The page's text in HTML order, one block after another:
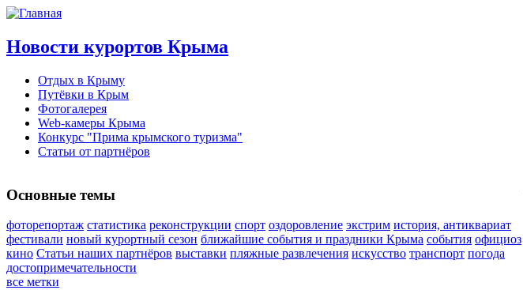
Новости курортов Крыма
Отдых в Крыму
Путёвки в Крым
Фотогалерея
Web-камеры Крыма
Конкурс "Прима крымского туризма"
Статьи от партнёров
Основные темы
фоторепортаж статистика реконструкции спорт оздоровление экстрим история, антиквариат
фестивали новый курортный сезон ближайшие события и праздники Крыма события официоз
кино Статьи наших партнёров выставки пляжные развлечения искусство транспорт погода
достопримечательности
все метки